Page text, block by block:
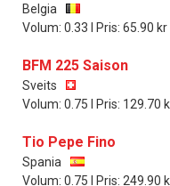
Belgia
Volum: 0.33 l Pris: 65.90
BFM 225 Saison
Sveits
Volum: 0.75 l Pris: 129.70
Tio Pepe Fino
Spania
Volum: 0.75 l Pris: 249.90